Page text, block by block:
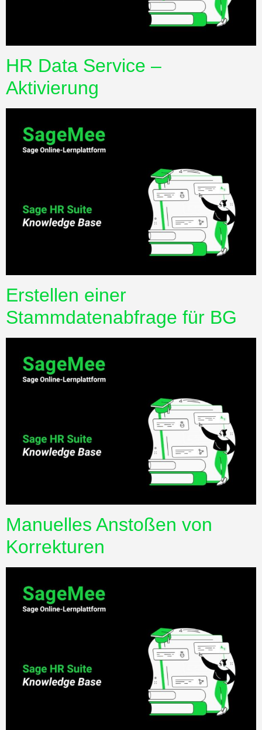
HR Data Service –
Aktivierung
Erstellen einer
Stammdatenabfrage für BG
Manuelles Anstoßen von
Korrekturen